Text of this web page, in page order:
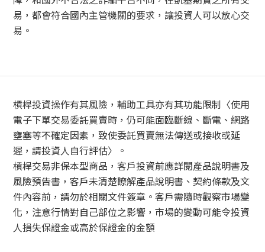
易，都會符合國內主管機關的要求，讓投資人可以放心交
易。
槓桿投資操作有其風險，輔助工具亦有其功能限制〈使用
電子下單交易委託買賣時，仍可能面臨斷線、斷電、網路
壅塞等不確定因素，致使委託買賣無法傳送或接收或延
遲，請投資人自行評估〉。
槓桿交易非保本型商品，客戶投資前應詳閱產品說明書及
風險預告書，客戶未清楚瞭解產品說明書、契約條款及文
件內容前，請勿於相關文件簽章。客戶需隨時觀察市場變
化，注意行情對自己部位之影響，市場的變動可能令投資
人損失保證金或高於保證金的金額